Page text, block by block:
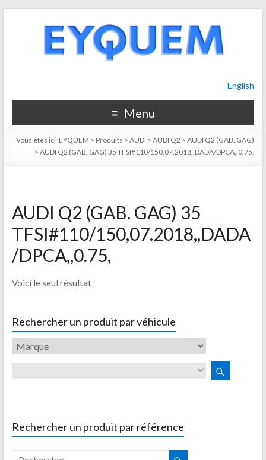
English
Menu
Vous êtes ici :EYQUEM > Produits >AUDI >AUDI Q2 >AUDI Q2 (GAB. GAG)
>AUDI Q2 (GAB. GAG) 35 TFSI#110/150,07.2018,,DADA/DPCA,,0.75,
AUDI Q2 (GAB. GAG) 35
TFSI#110/150,07.2018,,DADA
/DPCA,,0.75,
Voici le seul résultat
Rechercher un produit par véhicule
Rechercher un produit par référence